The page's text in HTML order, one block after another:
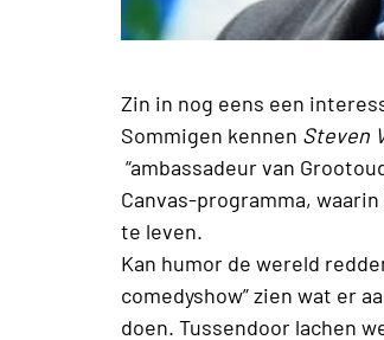
Zin in nog eens een
Sommigen kennen Steven
“ambassadeur van
Canvas-programma,
te leven.
Kan humor de wereld
comedyshow” zien wat er
doen. Tussendoor lachen